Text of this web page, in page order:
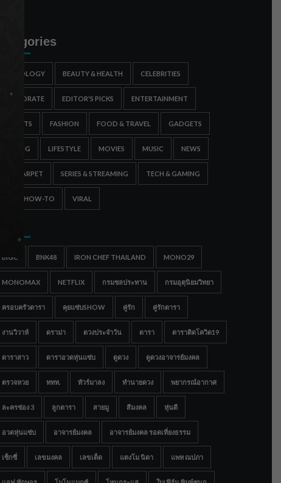
Categories
ASTROLOGY BEAUTY & HEALTH CELEBRITIES
CORPORATE EDITOR'S PICKS ENTERTAINMENT
ESPORTS FASHION FOOD & TRAVEL GADGETS
GAMING LIFESTYLE MOVIES MUSIC NEWS
RED CARPET SERIES & STREAMING TECH & GAMING
TIPS & HOW-TO VIRAL
BIGC BNK48 IRON CHEF THAILAND MONO29
MONOMAX NETFLIX กรมชลประทาน กรมอุตุนิยมวิทยา
ครอบครัวดารา คุยแซ่บSHOW คู่รัก คู่รักดารา
งานวิวาห์ ดราม่า ดวงประจำวัน ดารา ดาราติดโควิด19
ดาราสาว ดาราอวดหุ่นแซ่บ ดูดวง ดูดวงอาจารย์มงคล
ตรวจหวย ททท. ทัวร์มาลง ทำนายดวง พยากรณ์อากาศ
ละครช่อง 3 ลูกดารา สายมู สีมงคล หุ่นดี
อวดหุ่นแซ่บ อาจารย์มงคล อาจารย์มงคล รอดเที่ยงธรรม
เซ็กซี่ เลขมงคล เลขเด็ด แตงโม นิดา แพท ณปภา